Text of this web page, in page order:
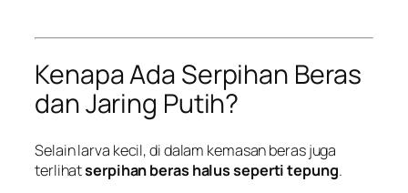
Kenapa Ada Serpihan Beras
dan Jaring Putih?
Selain larva kecil, di dalam kemasan beras juga
terlihatserpihan beras halus seperti tepung.